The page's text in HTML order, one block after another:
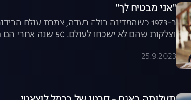
"אני מבטיח לך"
ב-1973 כשהמדינה כולה רעדה, צמרת עולם
וצלקות שהם לא ישכחו לעולם. 50 שנה אחרי הם פותחים את הכול
25.9.2023